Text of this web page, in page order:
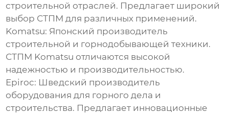
строительной отраслей. Предлагает широкий
выбор СТПМ для различных применений.
Komatsu: Японский производитель
строительной и горнодобывающей техники.
СТПМ Komatsu отличаются высокой
надежностью и производительностью.
Epiroc: Шведский производитель
оборудования для горного дела и
строительства. Предлагает инновационные